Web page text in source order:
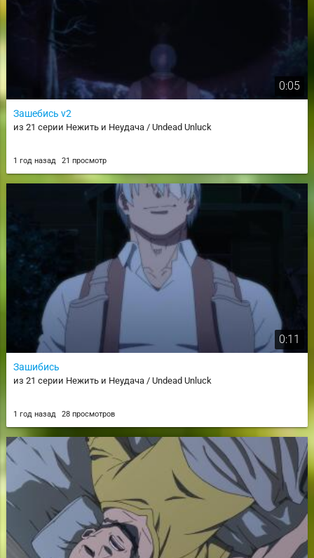
0:05
Зашебись v2
из 21 серии Нежить и Неудача / Undead Unluck
1 год назад 21 просмотр
0:11
Зашибись
из 21 серии Нежить и Неудача / Undead Unluck
1 год назад 28 просмотров